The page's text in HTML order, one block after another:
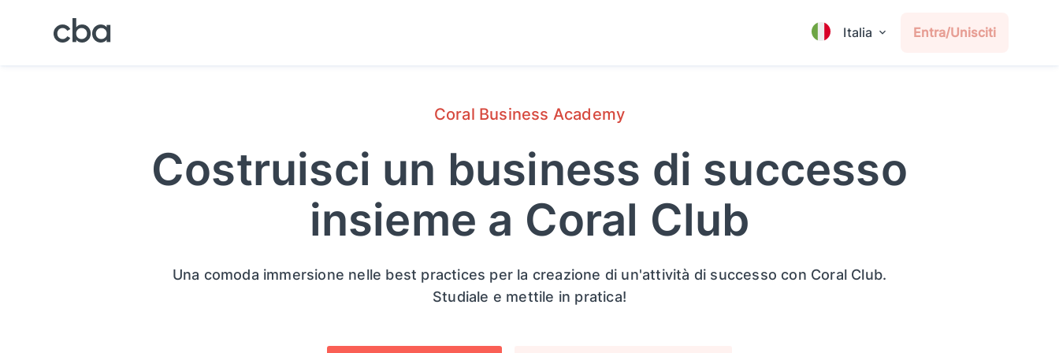
Italia Entra/Unisciti
Coral Business Academy
Costruisci un business di successo
insieme a Coral Club
Una comoda immersione nelle best practices per la creazione di un'attività di successo con Coral Club.
Studiale e mettile in pratica!